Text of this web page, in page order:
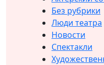
Без рубрики
Люди театра
Новости
Спектакли